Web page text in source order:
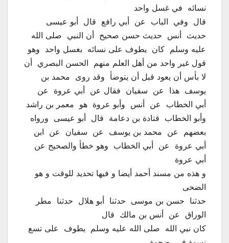
نسائه ‏ ‏في غسل واحد ‏
‏قال ‏ ‏وفي ‏ ‏الباب ‏ ‏عن ‏ ‏أبي رافع ‏ ‏قال ‏ ‏أبو عيسى ‏
‏حديث ‏ ‏أنس ‏ ‏حديث حسن صحيح ‏ ‏أن النبي ‏ ‏صلى الله
عليه وسلم ‏ ‏كان ‏‏ يطوف على نسائه ‏ ‏بغسل واحد ‏ ‏وهو
قول غير واحد من أهل العلم منهم ‏ ‏الحسن البصري ‏ ‏أن
لا بأس أن يعود قبل أن يتوضأ ‏ ‏وقد روى ‏ ‏محمد بن
يوسف ‏ ‏هذا ‏ ‏عن ‏ ‏سفيان ‏ ‏فقال عن ‏ ‏أبي عروة ‏ ‏عن ‏
‏أبي الخطاب ‏ ‏عن ‏ ‏أنس ‏ ‏وأبو عروة ‏ ‏هو ‏ ‏معمر بن راشد ‏
‏وأبو الخطاب ‏ ‏قتادة بن دعامة ‏ ‏قال ‏ ‏أبو عيسى ‏ ‏ورواه
بعضهم ‏ ‏عن ‏ ‏محمد بن يوسف ‏ ‏عن ‏ ‏سفيان ‏ ‏عن ‏ ‏ابن
أبي عروة ‏ ‏عن ‏ ‏أبي الخطاب ‏ ‏وهو خطأ والصحيح عن ‏
‏أبي عروة
و هذه من مسند أحمد أيضا و فيها تحديد للوقت و هو
الضحى
حدثنا ‏ ‏حسن بن موسى ‏ ‏حدثنا ‏ ‏أبو هلال ‏ ‏حدثنا ‏ ‏مطر
الوراق ‏ ‏عن ‏ ‏أنس بن مالك ‏ ‏قال ‏
‏كان نبي الله ‏ ‏صلى الله عليه وسلم ‏‏ يطوف ‏ ‏على تسع